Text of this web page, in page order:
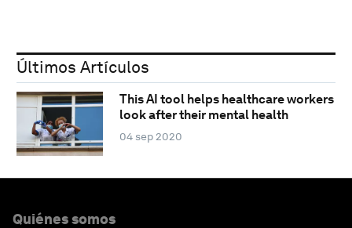
Últimos Artículos
This AI tool helps healthcare workers
look after their mental health
04 sep 2020
Quiénes somos